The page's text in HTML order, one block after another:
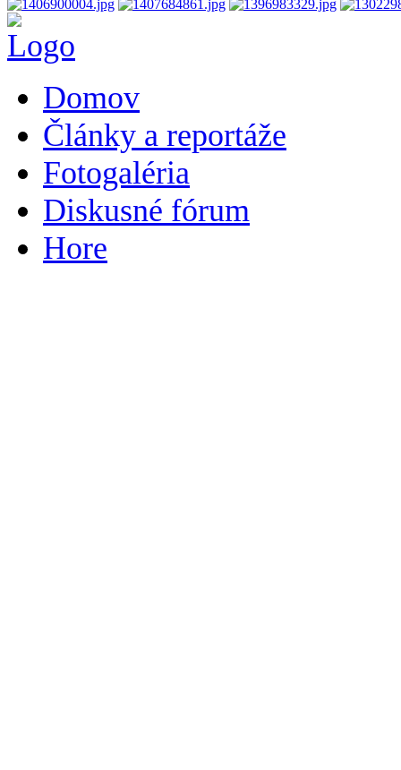
Domov
Články a reportáže
Fotogaléria
Diskusné fórum
Hore